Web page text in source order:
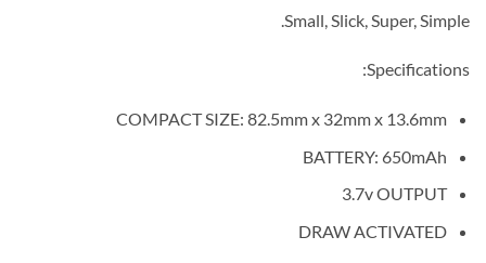
Small, Slick, Super, Simple.
Specifications:
COMPACT SIZE: 82.5mm x 32mm x 13.6mm
BATTERY: 650mAh
3.7v OUTPUT
DRAW ACTIVATED